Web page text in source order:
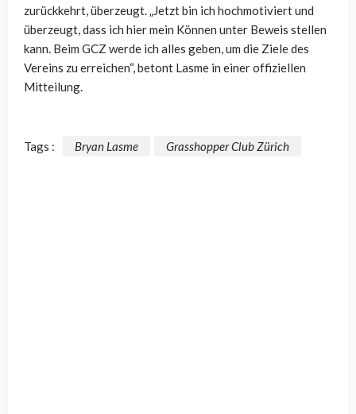
zurückkehrt, überzeugt. „Jetzt bin ich hochmotiviert und
überzeugt, dass ich hier mein Können unter Beweis stellen
kann. Beim GCZ werde ich alles geben, um die Ziele des
Vereins zu erreichen“, betont Lasme in einer offiziellen
Mitteilung.
Tags : Bryan Lasme Grasshopper Club Zürich